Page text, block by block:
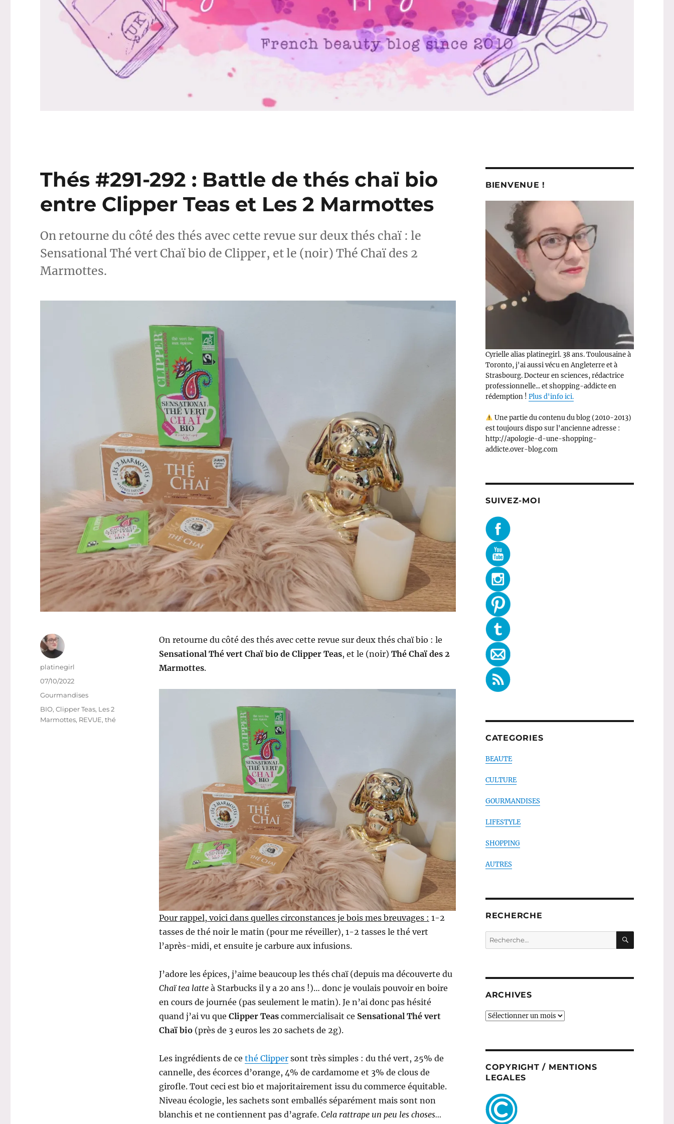
Thés #291-292 : Battle de thés chaï bio
entre Clipper Teas et Les 2 Marmottes
On retourne du côté des thés avec cette revue sur deux thés chaï : le
Sensational Thé vert Chaï bio de Clipper, et le (noir) Thé Chaï des 2
Marmottes.
On retourne du côté des thés avec cette revue sur deux thés chaï bio : le
Sensational Thé vert Chaï bio de Clipper Teas, et le (noir) Thé Chaï des 2
Marmottes.
Pour rappel, voici dans quelles circonstances je bois mes breuvages : 1-2
tasses de thé noir le matin (pour me réveiller), 1-2 tasses le thé vert
l’après-midi, et ensuite je carbure aux infusions.
J’adore les épices, j’aime beaucoup les thés chaï (depuis ma découverte du
Chaï tea latteà Starbucks il y a 20 ans !)… donc je voulais pouvoir en boire
en cours de journée (pas seulement le matin). Je n’ai donc pas hésité
quand j’ai vu que Clipper Teascommercialisait ce Sensational Thé vert
Chaï bio(près de 3 euros les 20 sachets de 2g).
Les ingrédients de ce thé Clippersont très simples : du thé vert, 25% de
cannelle, des écorces d’orange, 4% de cardamome et 3% de clous de
girofle. Tout ceci est bio et majoritairement issu du commerce équitable.
Niveau écologie, les sachets sont emballés séparément mais sont non
blanchis et ne contiennent pas d’agrafe.Cela rattrape un peu les choses…
Auteur
platinegirl
Publié
07/10/2022
Catégories
Gourmandises
Étiquettes
BIO,Clipper Teas, Les 2
Marmottes, REVUE,thé
BIENVENUE !
Cyrielle alias platinegirl. 38 ans. Toulousaine à
Toronto, j'ai aussi vécu en Angleterre et à
Strasbourg. Docteur en sciences, rédactrice
professionnelle... et shopping-addicte en
rédemption ! Plus d'info ici.
Une partie du contenu du blog (2010-2013)
est toujours dispo sur l'ancienne adresse :
http://apologie-d-une-shopping-
addicte.over-blog.com
SUIVEZ-MOI
CATEGORIES
BEAUTE
CULTURE
GOURMANDISES
LIFESTYLE
SHOPPING
AUTRES
RECHERCHE
Recherche
pour :
ARCHIVES
ARCHIVES
COPYRIGHT / MENTIONS
LEGALES